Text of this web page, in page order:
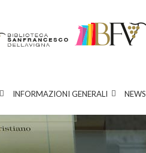
INFORMAZIONI GENERALI NEWS